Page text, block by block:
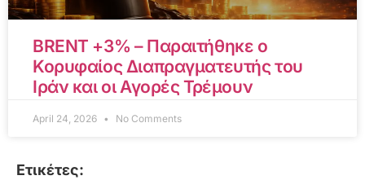
BRENT +3% – Παραιτήθηκε ο
Κορυφαίος Διαπραγματευτής του
Ιράν και οι Αγορές Τρέμουν
April 24, 2026 No Comments
Ετικέτες: